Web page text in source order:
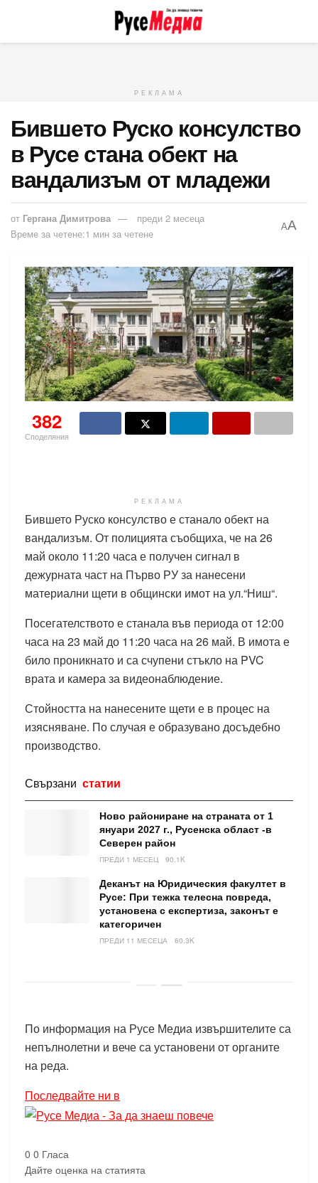
РЕКЛАМА
Бившето Руско консулство
в Русе стана обект на
вандализъм от младежи
от Гергана Димитрова
преди 2 месеца
Време за четене:1 мин за четене
AA
382
Споделяния
РЕКЛАМА
Бившето Руско консулство е станало обект на
вандализъм. От полицията съобщиха, че на 26
май около 11:20 часа е получен сигнал в
дежурната част на Първо РУ за нанесени
материални щети в общински имот на ул.“Ниш“.
Посегателството е станала във периода от 12:00
часа на 23 май до 11:20 часа на 26 май. В имота е
било проникнато и са счупени стъкло на PVC
врата и камера за видеонаблюдение.
Стойността на нанесените щети е в процес на
изясняване. По случая е образувано досъдебно
производство.
Свързани статии
Ново райониране на страната от 1
януари 2027 г., Русенска област -в
Северен район
ПРЕДИ 1 МЕСЕЦ 90.1K
Деканът на Юридическия факултет в
Русе: При тежка телесна повреда,
установена с експертиза, законът е
категоричен
ПРЕДИ 11 МЕСЕЦА 60.3K
По информация на Русе Медиа извършителите са
непълнолетни и вече са установени от органите
на реда.
Последвайте ни в
0 0 Гласа
Дайте оценка на статията